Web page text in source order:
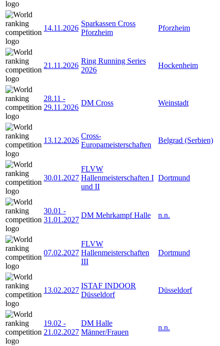
14.11.2026
Sparkassen Cross
Pforzheim
Pforzheim
21.11.2026
Ring Running Series
2026
Hockenheim
28.11 -
29.11.2026
DM Cross Weinstadt
13.12.2026
Cross-
Europameisterschaften
Belgrad (Serbien)
30.01.2027
FLVW
Hallenmeisterschaften I
und II
Dortmund
30.01 -
31.01.2027
DM Mehrkampf Halle n.n.
07.02.2027
FLVW
Hallenmeisterschaften
III
Dortmund
13.02.2027
ISTAF INDOOR
Düsseldorf
Düsseldorf
19.02 -
21.02.2027
DM Halle
Männer/Frauen
n.n.